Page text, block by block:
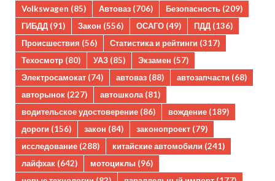
Volkswagen (85) Автоваз (706) Безопасность (209)
ГИБДД (91) Закон (556) ОСАГО (49) ПДД (136)
Происшествия (56) Статистика и рейтинги (317)
Техосмотр (80) УАЗ (85) Экзамен (57)
Электросамокат (74) автоваз (88) автозапчасти (68)
авторынок (227) автошкола(81)
водительское удостоверение (86) вождение (189)
дороги (156) закон (84) законопроект (79)
исследование (288) китайские автомобили (241)
лайфхак (642) мотоциклы (96)